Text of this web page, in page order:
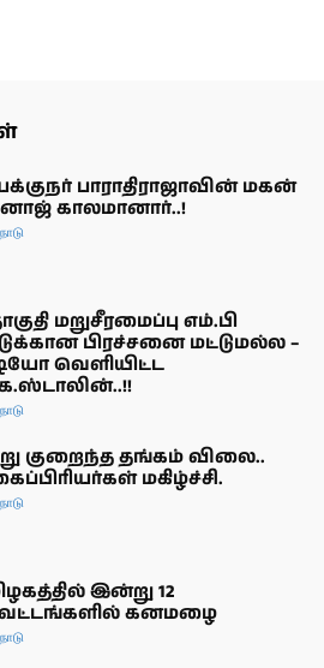
பாராதிராஜாவின் மகன்
காலமானார்..!
மறுசீரமைப்பு எம்.பி
பிரச்சனை மட்டுமல்ல –
வெளியிட்ட
குறைந்த தங்கம் விலை..
மகிழ்ச்சி.
இன்று 12
கனமழை